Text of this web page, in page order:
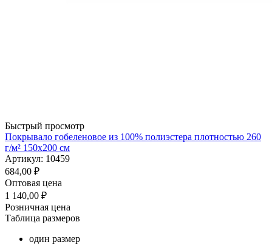
Быстрый просмотр
Покрывало гобеленовое из 100% полиэстера плотностью 260
г/м² 150x200 см
Артикул: 10459
684,00 ₽
Оптовая цена
1 140,00 ₽
Розничная цена
Таблица размеров
один размер